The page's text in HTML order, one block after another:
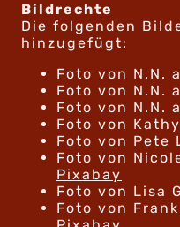
Bildrechte
Die folgenden
hinzugefügt:
Foto von N.N.
Foto von N.N.
Foto von N.N.
Foto von
Foto von Pete
Foto von
Pixabay
Foto von Lisa
Foto von